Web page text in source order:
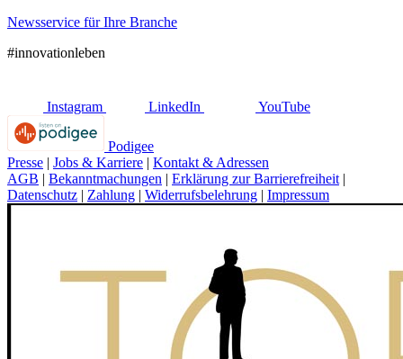
Newsservice für Ihre Branche
#innovationleben
Instagram LinkedIn YouTube
Podigee
Presse | Jobs & Karriere | Kontakt & Adressen
AGB | Bekanntmachungen | Erklärung zur Barrierefreiheit |
Datenschutz | Zahlung | Widerrufsbelehrung | Impressum